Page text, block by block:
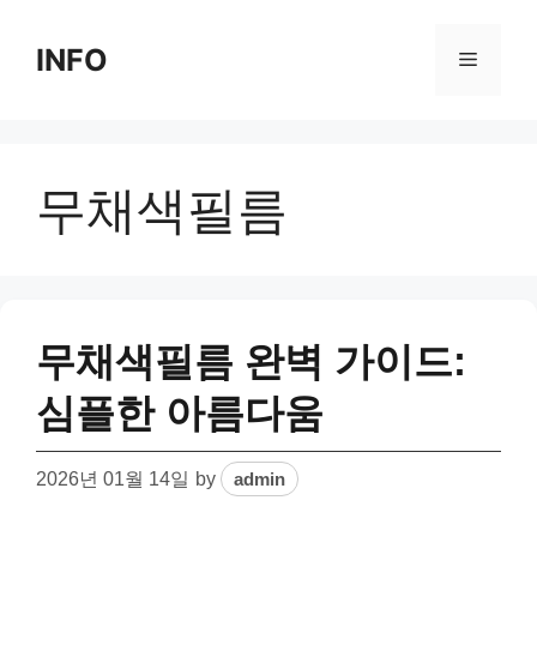
contentINFO Menu
무채색필름
무채색필름 완벽 가이드:
심플한 아름다움
2026년 01월 14일 by admin